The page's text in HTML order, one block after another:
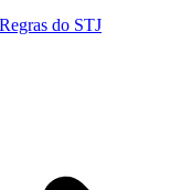
do STJ